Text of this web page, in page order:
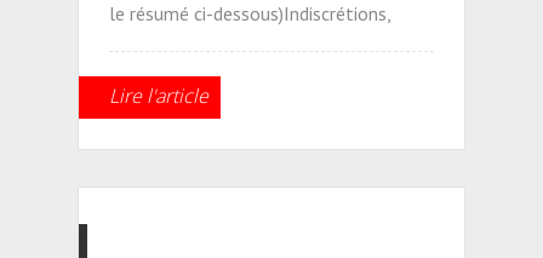
le résumé ci-dessous)Indiscrétions,
Lire l'article